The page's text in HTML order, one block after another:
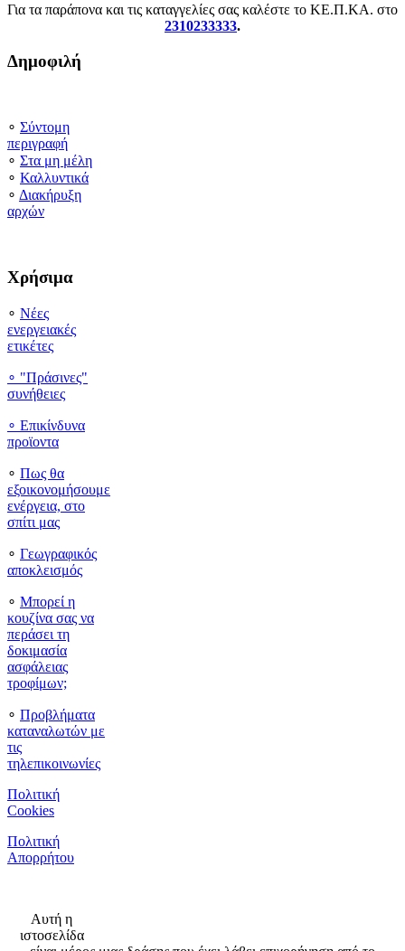
Για τα παράπονα και τις καταγγελίες σας καλέστε το ΚΕ.Π.ΚΑ. στο
2310233333.
Δημοφιλή
∘ Σύντομη
περιγραφή
∘ Στα μη μέλη
∘ Καλλυντικά
∘ Διακήρυξη
αρχών
Χρήσιμα
∘ Νέες
ενεργειακές
ετικέτες
∘ "Πράσινες"
συνήθειες
∘ Επικίνδυνα
προϊοντα
∘ Πως θα
εξοικονομήσουμε
ενέργεια, στο
σπίτι μας
∘ Γεωγραφικός
αποκλεισμός
∘ Μπορεί η
κουζίνα σας να
περάσει τη
δοκιμασία
ασφάλειας
τροφίμων;
∘ Προβλήματα
καταναλωτών με
τις
τηλεπικοινωνίες
Πολιτική
Cookies
Πολιτική
Απορρήτου
Αυτή η
ιστοσελίδα